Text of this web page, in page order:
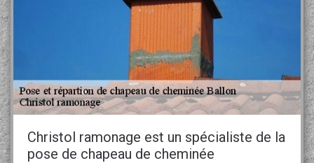
Christol ramonage est un spécialiste de la
pose de chapeau de cheminée